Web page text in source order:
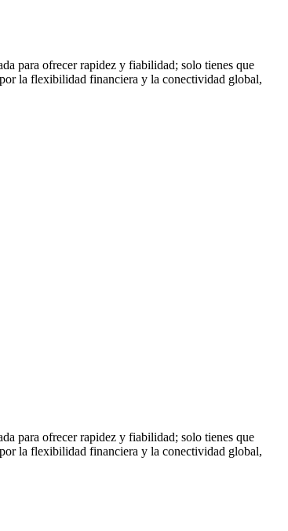
para ofrecer rapidez y fiabilidad; solo tienes que
la flexibilidad financiera y la conectividad global,
para ofrecer rapidez y fiabilidad; solo tienes que
la flexibilidad financiera y la conectividad global,